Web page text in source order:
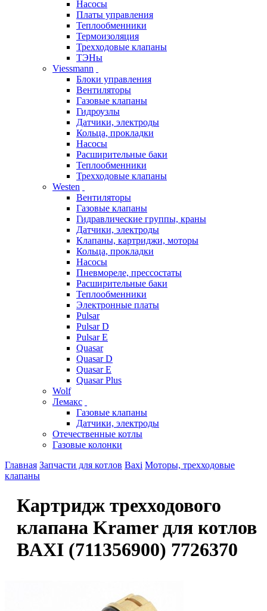
Насосы
Платы управления
Теплообменники
Термоизоляция
Трехходовые клапаны
ТЭНы
Viessmann
Блоки управления
Вентиляторы
Газовые клапаны
Гидроузлы
Датчики, электроды
Кольца, прокладки
Насосы
Расширительные баки
Теплообменники
Трехходовые клапаны
Westen
Вентиляторы
Газовые клапаны
Гидравлические группы, краны
Датчики, электроды
Клапаны, картриджи, моторы
Кольца, прокладки
Насосы
Пневмореле, прессостаты
Расширительные баки
Теплообменники
Электронные платы
Pulsar
Pulsar D
Pulsar E
Quasar
Quasar D
Quasar E
Quasar Plus
Wolf
Лемакс
Газовые клапаны
Датчики, электроды
Отечественные котлы
Газовые колонки
Главная Запчасти для котлов Baxi Моторы, трехходовые
клапаны
Картридж трехходового
клапана Kramer для котлов
BAXI (711356900) 7726370